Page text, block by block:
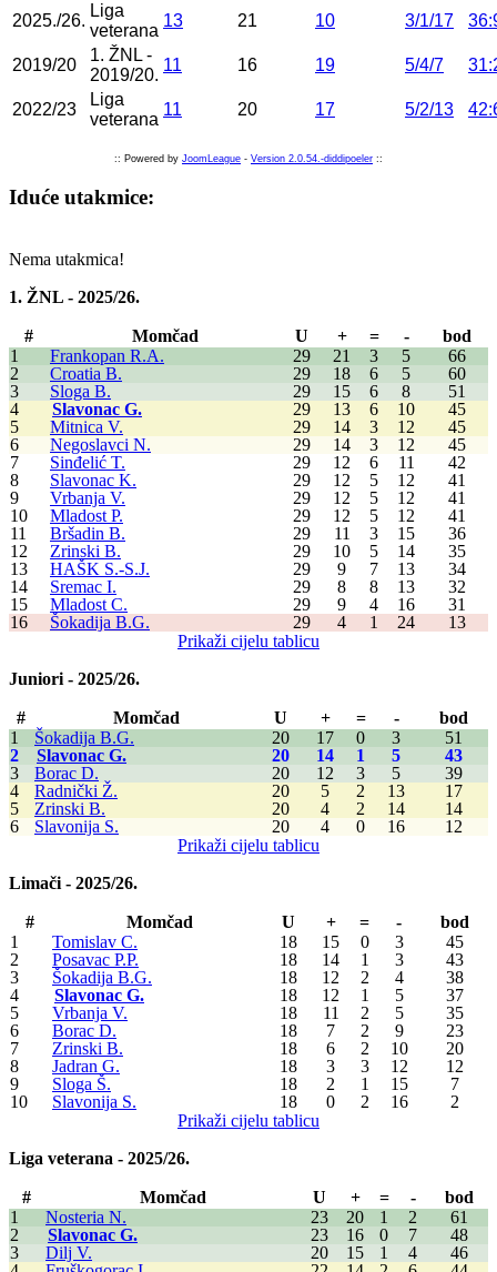
2025./26.
Liga
veterana
13 21 10 3/1/17
2019/20
1. ŽNL -
2019/20.
11 16 19 5/4/7
2022/23
Liga
veterana
11 20 17 5/2/13
:: Powered by JoomLeague - Version 2.0.54.-diddipoeler ::
Iduće utakmice:
Nema utakmica!
1. ŽNL - 2025/26.
# Momčad U + = -
bod
1
Frankopan R.A. 29 21 3 5
66
2
Croatia B. 29 18 6 5
60
3
Sloga B. 29 15 6 8
51
4
Slavonac G. 29 13 6 10
45
5
Mitnica V. 29 14 3 12
45
6
Negoslavci N. 29 14 3 12
45
7
Sinđelić T. 29 12 6 11
42
8
Slavonac K. 29 12 5 12
41
9
Vrbanja V. 29 12 5 12
41
10
Mladost P. 29 12 5 12
41
11
Bršadin B. 29 11 3 15
36
12
Zrinski B. 29 10 5 14
35
13
HAŠK S.-S.J. 29 9 7 13
34
14
Sremac I. 29 8 8 13
32
15
Mladost C. 29 9 4 16
31
16
Šokadija B.G. 29 4 1 24
13
Prikaži cijelu tablicu
Juniori - 2025/26.
# Momčad U + = -
bod
1
Šokadija B.G. 20 17 0 3
51
2
Slavonac G. 20 14 1 5
43
3
Borac D. 20 12 3 5
39
4
Radnički Ž. 20 5 2 13
17
5
Zrinski B. 20 4 2 14
14
6
Slavonija S. 20 4 0 16
12
Prikaži cijelu tablicu
Limači - 2025/26.
# Momčad U + = -
bod
1
Tomislav C. 18 15 0 3
45
2
Posavac P.P. 18 14 1 3
43
3
Šokadija B.G. 18 12 2 4
38
4
Slavonac G. 18 12 1 5
37
5
Vrbanja V. 18 11 2 5
35
6
Borac D. 18 7 2 9
23
7
Zrinski B. 18 6 2 10
20
8
Jadran G. 18 3 3 12
12
9
Sloga Š. 18 2 1 15
7
10
Slavonija S. 18 0 2 16
2
Prikaži cijelu tablicu
Liga veterana - 2025/26.
# Momčad U + = -
bod
1
Nosteria N. 23 20 1 2
61
2
Slavonac G. 23 16 0 7
48
3
Dilj V. 20 15 1 4
46